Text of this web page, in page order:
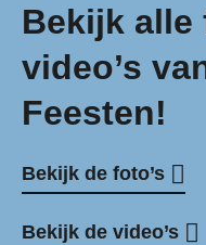
Bekijk alle
video’s
Feesten!
Bekijk de foto’s
Bekijk de video’s